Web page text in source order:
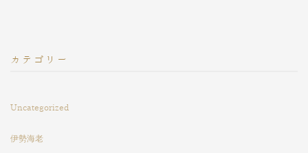
カテゴリー
Uncategorized
伊勢海老